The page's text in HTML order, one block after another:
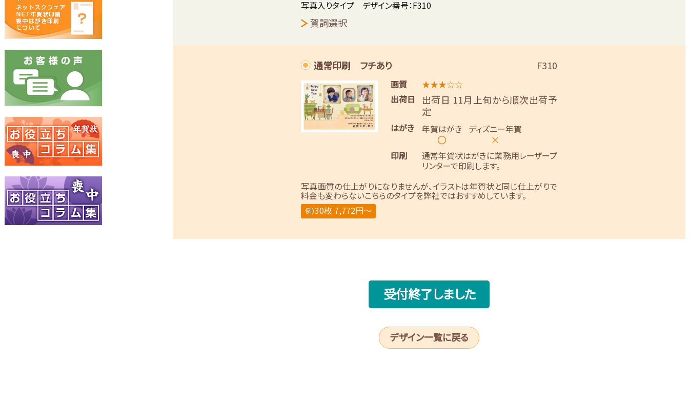
写真入りタイプ デザイン番号：F310
賀詞選択
通常印刷 フチあり F310
画質
★★★☆☆
出荷日
出荷日 11月上旬から順次出荷予
定
はがき 年賀はがき
〇
ディズニー年賀
×
印刷
通常年賀状はがきに業務用レーザープ
リンターで印刷します。
写真画質の仕上がりになりませんが、イラストは年賀状と同じ仕上がりで
料金も変わらないこちらのタイプを弊社ではおすすめしています。
例）30枚 7,772円～
受付終了しました
デザイン一覧に戻る